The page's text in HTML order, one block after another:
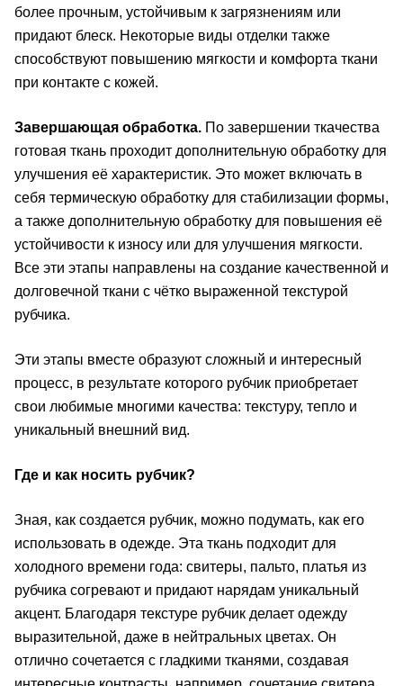
более прочным, устойчивым к загрязнениям или
придают блеск. Некоторые виды отделки также
способствуют повышению мягкости и комфорта ткани
при контакте с кожей.
Завершающая обработка. По завершении ткачества
готовая ткань проходит дополнительную обработку для
улучшения её характеристик. Это может включать в
себя термическую обработку для стабилизации формы,
а также дополнительную обработку для повышения её
устойчивости к износу или для улучшения мягкости.
Все эти этапы направлены на создание качественной и
долговечной ткани с чётко выраженной текстурой
рубчика.
Эти этапы вместе образуют сложный и интересный
процесс, в результате которого рубчик приобретает
свои любимые многими качества: текстуру, тепло и
уникальный внешний вид.
Где и как носить рубчик?
Зная, как создается рубчик, можно подумать, как его
использовать в одежде. Эта ткань подходит для
холодного времени года: свитеры, пальто, платья из
рубчика согревают и придают нарядам уникальный
акцент. Благодаря текстуре рубчик делает одежду
выразительной, даже в нейтральных цветах. Он
отлично сочетается с гладкими тканями, создавая